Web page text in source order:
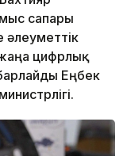
сапары
жаңа цифрлық
Еңбек